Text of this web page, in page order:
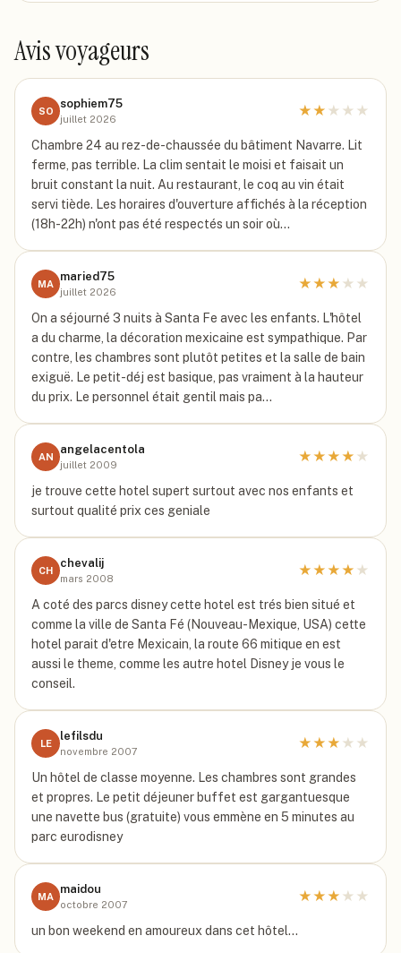
Avis voyageurs
SO
sophiem75
juillet 2026
★★ ★ ★ ★
Chambre 24 au rez-de-chaussée du bâtiment Navarre. Lit
ferme, pas terrible. La clim sentait le moisi et faisait un
bruit constant la nuit. Au restaurant, le coq au vin était
servi tiède. Les horaires d'ouverture affichés à la réception
(18h-22h) n'ont pas été respectés un soir où…
MA
maried75
juillet 2026
★★★ ★ ★
On a séjourné 3 nuits à Santa Fe avec les enfants. L'hôtel
a du charme, la décoration mexicaine est sympathique. Par
contre, les chambres sont plutôt petites et la salle de bain
exiguë. Le petit-déj est basique, pas vraiment à la hauteur
du prix. Le personnel était gentil mais pa…
AN
angelacentola
juillet 2009
★★★★ ★
je trouve cette hotel supert surtout avec nos enfants et
surtout qualité prix ces geniale
CH
chevalij
mars 2008
★★★★ ★
A coté des parcs disney cette hotel est trés bien situé et
comme la ville de Santa Fé (Nouveau-Mexique, USA) cette
hotel parait d'etre Mexicain, la route 66 mitique en est
aussi le theme, comme les autre hotel Disney je vous le
conseil.
LE
lefilsdu
novembre 2007
★★★ ★ ★
Un hôtel de classe moyenne. Les chambres sont grandes
et propres. Le petit déjeuner buffet est gargantuesque
une navette bus (gratuite) vous emmène en 5 minutes au
parc eurodisney
MA
maidou
octobre 2007
★★★ ★ ★
un bon weekend en amoureux dans cet hôtel...